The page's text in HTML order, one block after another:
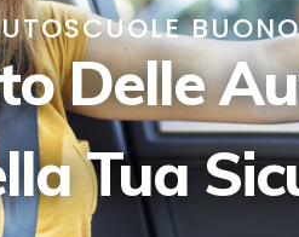
BUONO
Delle
Tua